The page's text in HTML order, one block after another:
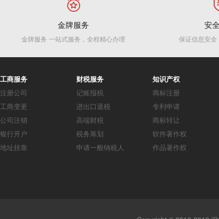
金牌服务
金牌服务 一站式服务，全程精心办理
安
保证信息安
工商服务
注册公司
工商变更
公司注销
银行开户
地址挂靠
财税服务
记账报税
进出口退税
高端财税
税务筹划
申请一般纳税人
知识产权
商标注册
专利申请
商标转让
软件著作权
作品著作权